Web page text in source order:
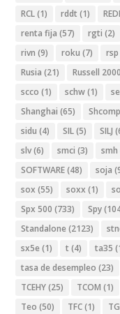
RCL(1) rddt (1)
renta fija (57) rgti (2)
rivn (9) roku (7) rsp
Rusia (21) Russell 2000
scco (1) schw(1)
Shanghai (65) Shcomp
sidu (4) SIL(5) SILJ
slv(6) smci (3) smh
SOFTWARE(48) soja
sox (55) soxx (1)
Spx 500 (733) Spy
Standalone (2123)
sx5e (1) t (4) ta35
tasa de desempleo (23)
TCEHY(25) TCOM (1)
Teo (50) TFC(1)